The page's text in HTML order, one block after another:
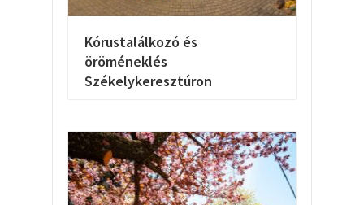
Kórustalálkozó és
öröméneklés
Székelykeresztúron